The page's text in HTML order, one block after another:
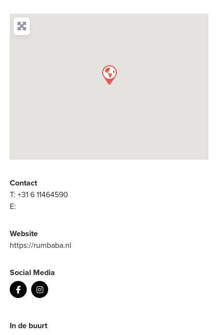
Contact
T: +31 6 11464590
E:
Website
https://rumbaba.nl
Social Media
In de buurt